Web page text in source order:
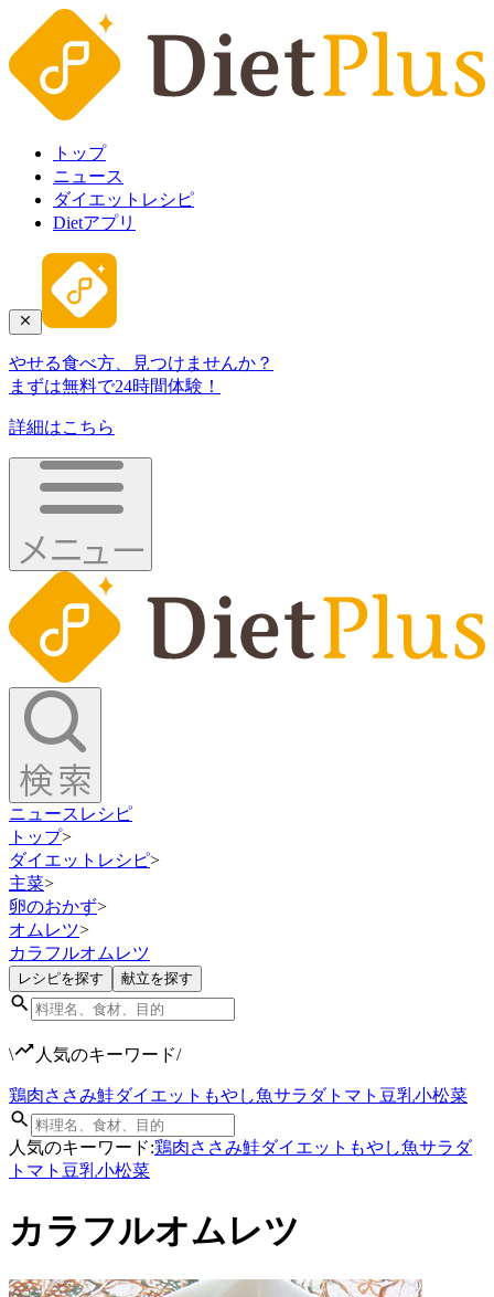
トップ
ニュース
ダイエットレシピ
Dietアプリ
やせる食べ方、見つけませんか？
まずは無料で24時間体験！
詳細はこちら
ニュース レシピ
トップ>
ダイエットレシピ>
主菜>
卵のおかず>
オムレツ>
カラフルオムレツ
レシピを探す 献立を探す
\ 人気のキーワード/
鶏肉ささみ鮭ダイエット もやし魚サラダトマト 豆乳小松菜
人気のキーワード:鶏肉ささみ鮭ダイエット もやし魚サラダ
トマト 豆乳小松菜
カラフルオムレツ